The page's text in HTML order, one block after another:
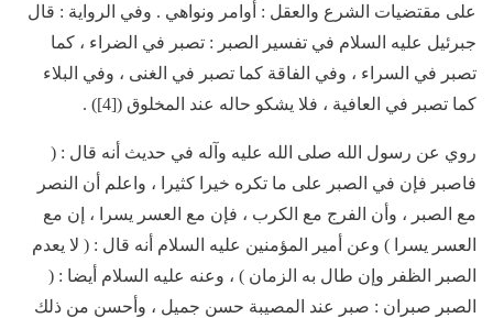
على مقتضيات الشرع والعقل : أوامر ونواهي . وفي الرواية : قال
جبرئيل عليه السلام في تفسير الصبر : تصبر في الضراء ، كما
تصبر في السراء ، وفي الفاقة كما تصبر في الغنى ، وفي البلاء
كما تصبر في العافية ، فلا يشكو حاله عند المخلوق ([4]) .
روي عن رسول الله صلى الله عليه وآله في حديث أنه قال : (
فاصبر فإن في الصبر على ما تكره خيرا كثيرا ، واعلم أن النصر
مع الصبر ، وأن الفرج مع الكرب ، فإن مع العسر يسرا ، إن مع
العسر يسرا ) وعن أمير المؤمنين عليه السلام أنه قال : ( لا يعدم
الصبر الظفر وإن طال به الزمان ) ، وعنه عليه السلام أيضا : (
الصبر صبران : صبر عند المصيبة حسن جميل ، وأحسن من ذلك